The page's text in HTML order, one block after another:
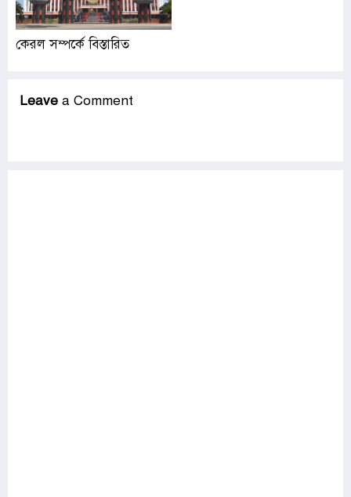
কেরল সম্পর্কে বিস্তারিত
Leave a Comment